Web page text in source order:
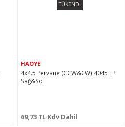
TÜKENDİ
HAOYE
4x4.5 Pervane (CCW&CW) 4045 EP
Sağ&Sol
69,73 TL Kdv Dahil